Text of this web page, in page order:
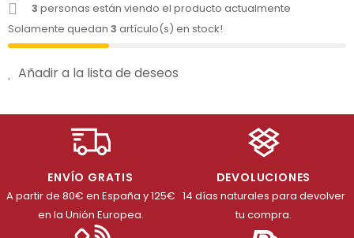
3 personas están viendo el producto actualmente
Solamente quedan 3 artículo(s) en stock!
Añadir a la lista de deseos
ENVÍO GRATIS
A partir de 80€ en España y 125€
en la Unión Europea.
DEVOLUCIONES
14 días naturales para devolver
tu compra.